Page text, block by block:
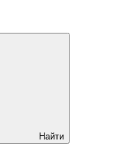
Найти